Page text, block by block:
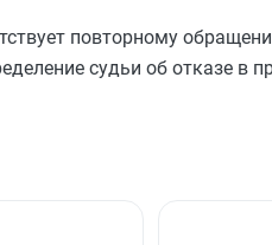
повторному
судьи об отказе в